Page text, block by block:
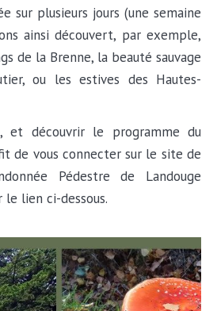
sur plusieurs jours (une semaine
ainsi découvert, par exemple,
de la Brenne, la beauté sauvage
ou les estives des Hautes-
et découvrir le programme du
de vous connecter sur le site de
Pédestre de Landouge
le lien ci-dessous.